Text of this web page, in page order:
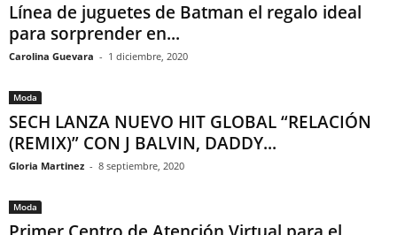
Línea de juguetes de Batman el regalo ideal
para sorprender en...
Carolina Guevara - 1 diciembre, 2020
Moda
SECH LANZA NUEVO HIT GLOBAL “RELACIÓN
(REMIX)” CON J BALVIN, DADDY...
Gloria Martinez - 8 septiembre, 2020
Moda